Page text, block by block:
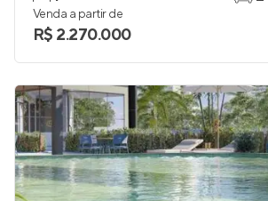
Venda a partir de
R$ 2.270.000